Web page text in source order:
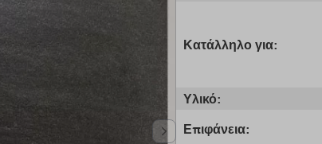
Κατάλληλο για:
Υλικό:
Επιφάνεια: